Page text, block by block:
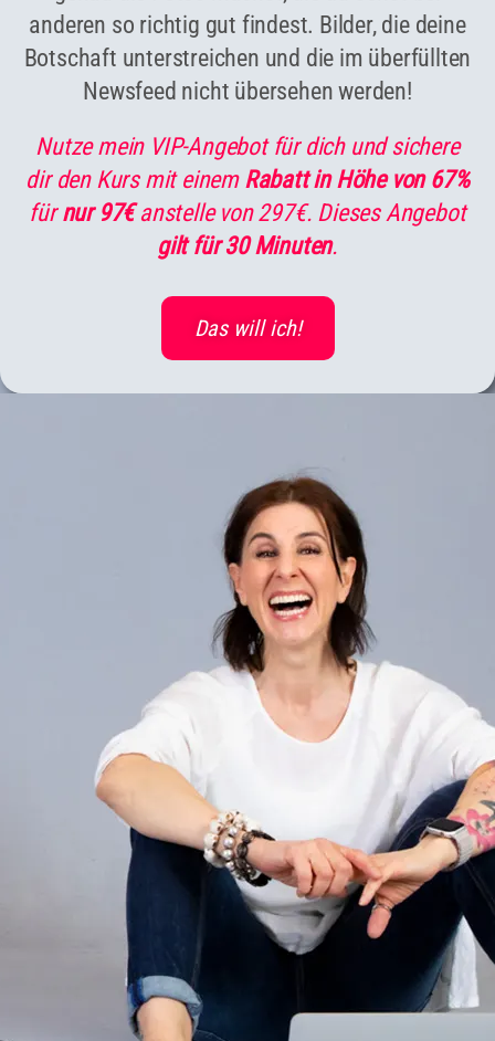
anderen so richtig gut findest. Bilder, die deine
Botschaft unterstreichen und die im überfüllten
Newsfeed nicht übersehen werden!
Nutze mein VIP-Angebot für dich und sichere
dir den Kurs mit einem Rabatt in Höhe von 67%
fürnur 97€anstelle von 297€. Dieses Angebot
gilt für 30 Minuten.
Das will ich!